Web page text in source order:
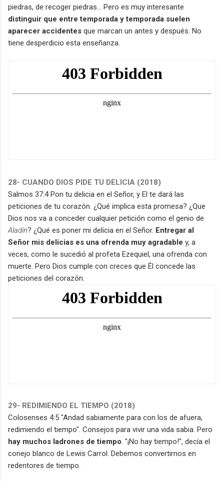
piedras, de recoger piedras... Pero es muy interesante
distinguir que entre temporada y temporada suelen
aparecer accidentes que marcan un antes y después. No
tiene desperdicio esta enseñanza.
28- CUANDO DIOS PIDE TU DELICIA (2018)
Salmos 37:4 Pon tu delicia en el Señor, y El te dará las
peticiones de tu corazón. ¿Qué implica esta promesa? ¿Que
Dios nos va a conceder cualquier petición como el genio de
Aladín? ¿Qué es poner mi delicia en el Señor. Entregar al
Señor mis delicias es una ofrenda muy agradable y, a
veces, como le sucedió al profeta Ezequiel, una ofrenda con
muerte. Pero Dios cumple con creces que Él concede las
peticiones del corazón.
29- REDIMIENDO EL TIEMPO (2018)
Colosenses 4:5 "Andad sabiamente para con los de afuera,
redimiendo el tiempo". Consejos para vivir una vida sabia. Pero
hay muchos ladrones de tiempo . "¡No hay tiempo!", decía el
conejo blanco de Lewis Carrol. Debemos convertirnos en
redentores de tiempo.